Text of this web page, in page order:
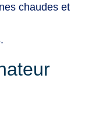
chaudes et